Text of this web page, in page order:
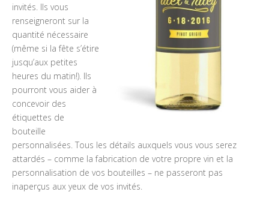
invités. Ils vous
renseigneront sur la
quantité nécessaire
(même si la fête s’étire
jusqu’aux petites
heures du matin!). Ils
pourront vous aider à
concevoir des
étiquettes de
bouteille
personnalisées. Tous les détails auxquels vous vous serez
attardés – comme la fabrication de votre propre vin et la
personnalisation de vos bouteilles – ne passeront pas
inaperçus aux yeux de vos invités.